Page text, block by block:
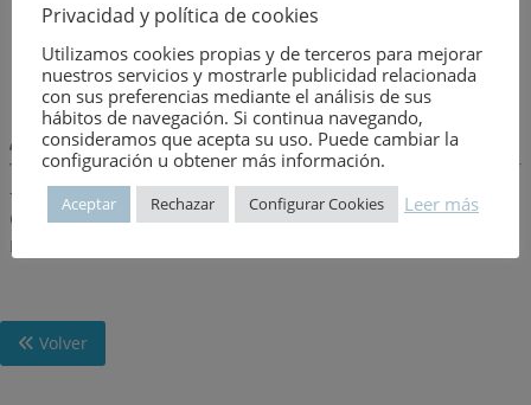
Año de publicación:
9 de agosto de 1993
Número:
2223
Descripción:
– IA AUDIOVISUALES.- IC CLIMATIZACION.- ID DEPOSITO DE:
CARBON, GASES LICUADOS, COMBUSTIBLES LIQUIDOS.- IE
ELECTRICIDAD.- IF FONTANERIA.
Volver
Privacidad y política de cookies
Utilizamos cookies propias y de terceros para mejorar
nuestros servicios y mostrarle publicidad relacionada
con sus preferencias mediante el análisis de sus
hábitos de navegación. Si continua navegando,
consideramos que acepta su uso. Puede cambiar la
configuración u obtener más información.
Aceptar Rechazar Configurar Cookies Leer más